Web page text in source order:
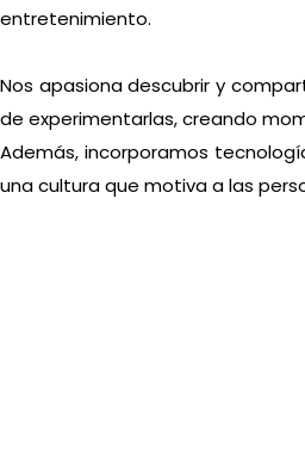
entretenimiento.
Nos apasiona descubrir y
de experimentarlas, creando
Además, incorporamos
una cultura que motiva a las